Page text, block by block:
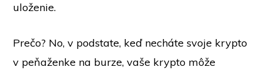
uloženie.
Prečo? No, v podstate, keď necháte svoje krypto
v peňaženke na burze, vaše krypto môže